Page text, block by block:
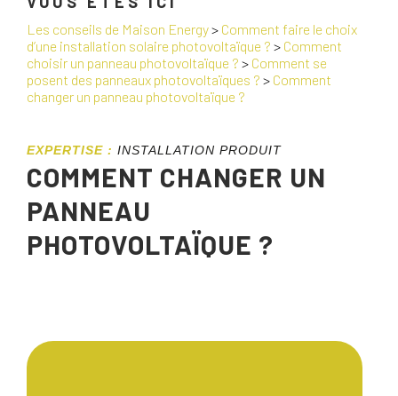
Les conseils de Maison Energy> Comment faire le choix
d’une installation solaire photovoltaïque ? > Comment
choisir un panneau photovoltaïque ? > Comment se
posent des panneaux photovoltaïques ? > Comment
changer un panneau photovoltaïque ?
EXPERTISE : INSTALLATION PRODUIT
COMMENT CHANGER UN
PANNEAU
PHOTOVOLTAÏQUE ?